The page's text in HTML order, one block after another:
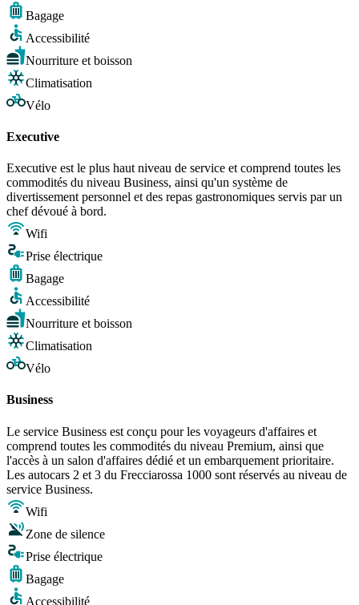
Bagage
Accessibilité
Nourriture et boisson
Climatisation
Vélo
Executive
Executive est le plus haut niveau de service et comprend toutes les
commodités du niveau Business, ainsi qu'un système de
divertissement personnel et des repas gastronomiques servis par un
chef dévoué à bord.
Wifi
Prise électrique
Bagage
Accessibilité
Nourriture et boisson
Climatisation
Vélo
Business
Le service Business est conçu pour les voyageurs d'affaires et
comprend toutes les commodités du niveau Premium, ainsi que
l'accès à un salon d'affaires dédié et un embarquement prioritaire.
Les autocars 2 et 3 du Frecciarossa 1000 sont réservés au niveau de
service Business.
Wifi
Zone de silence
Prise électrique
Bagage
Accessibilité